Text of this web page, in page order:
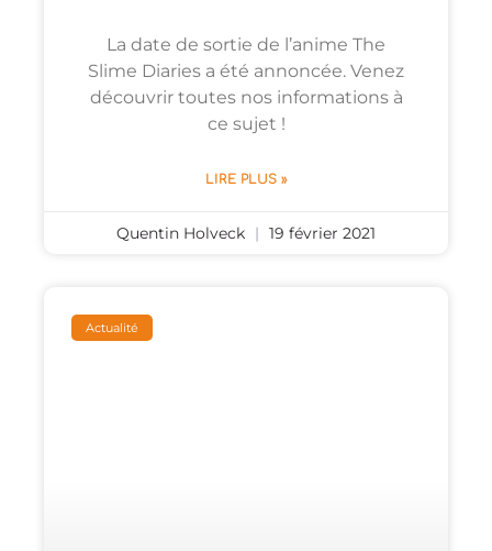
La date de sortie de l’anime The
Slime Diaries a été annoncée. Venez
découvrir toutes nos informations à
ce sujet !
LIRE PLUS »
Quentin Holveck 19 février 2021
Actualité